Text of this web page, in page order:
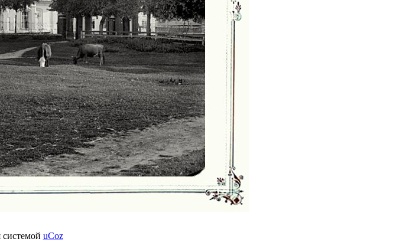
системой uCoz